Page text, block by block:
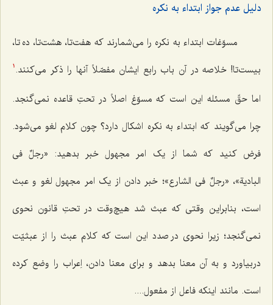
دلیل عدم جواز ابتداء به نکره
مسوّغات ابتداء به نکره را می‌شمارند که هفت‌تا، هشت‌تا، ده تا،
بیست‌تا! خلاصه در آن باب رابع ایشان مفصّلاً آنها را ذکر می‌کنند. 1
اما حقّ مسئله این است که مسوّغ اصلاً در تحتِ قاعده نمی‌گنجد.
چرا می‌گویند که ابتداء به نکره اشکال دارد؟ چون کلام لغو می‌شود.
فرض کنید که شما از یک امر مجهول خبر بدهید: «رجلٌ فی
البادیة»، «رجلٌ فی الشارع»؛ خبر دادن از یک امر مجهول لغو و عبث
است، بنابراین وقتی که عبث شد هیچ‌وقت در تحتِ قانون نحوی
نمی‌گنجد؛ زیرا نحوی در صدد این است که کلام عبث را از عبثیّت
دربیاورد و به آن معنا بدهد و برای معنا دادن، اِعراب را وضع کرده
است. مانند اینکه فاعل از مفعول....